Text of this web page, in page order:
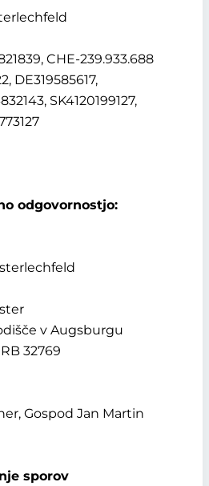
CHE-239.933.688
DE319585617,
SK4120199127,
odgovornostjo:
v Augsburgu
32769
Gospod Jan Martin
sporov